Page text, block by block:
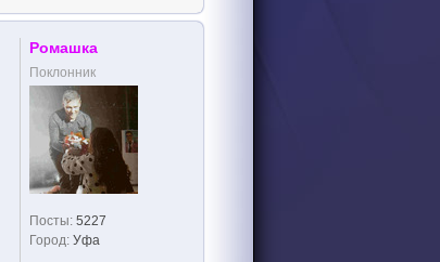
Ромашка
Поклонник
Посты: 5227
Город: Уфа